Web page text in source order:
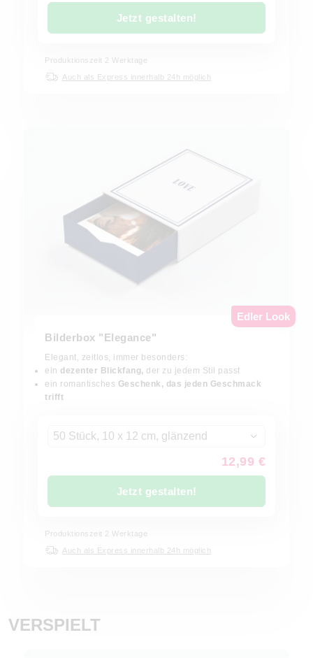
Jetzt gestalten!
Produktionszeit 2 Werktage
Auch als Express innerhalb 24h möglich
Edler Look
Bilderbox "Elegance"
Elegant, zeitlos, immer besonders:
ein dezenter Blickfang, der zu jedem Stil passt
ein romantisches Geschenk, das jeden Geschmack
trifft
50 Stück, 10 x 12 cm, glänzend
12,99 €
Jetzt gestalten!
Produktionszeit 2 Werktage
Auch als Express innerhalb 24h möglich
VERSPIELT